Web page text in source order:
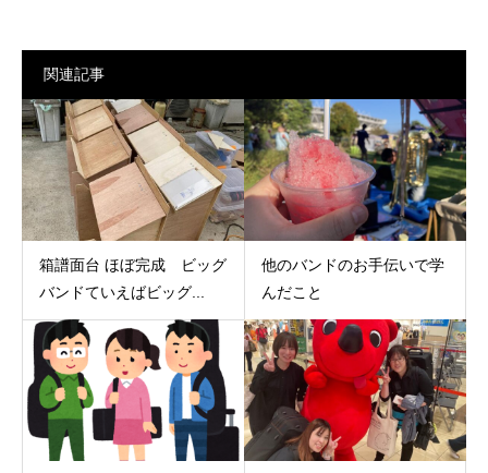
関連記事
箱譜面台 ほぼ完成 ビッグ
バンドていえばビッグ...
他のバンドのお手伝いで学
んだこと